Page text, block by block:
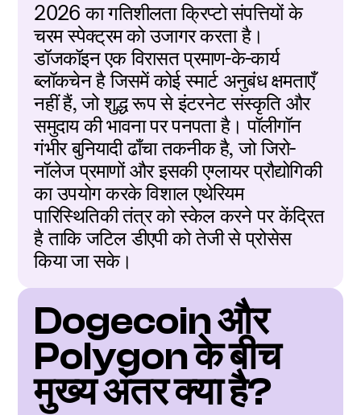
2026 का गतिशीलता क्रिप्टो संपत्तियों के
चरम स्पेक्ट्रम को उजागर करता है।
डॉजकॉइन एक विरासत प्रमाण-के-कार्य
ब्लॉकचेन है जिसमें कोई स्मार्ट अनुबंध क्षमताएँ
नहीं हैं, जो शुद्ध रूप से इंटरनेट संस्कृति और
समुदाय की भावना पर पनपता है। पॉलीगॉन
गंभीर बुनियादी ढाँचा तकनीक है, जो जिरो-
नॉलेज प्रमाणों और इसकी एग्लायर प्रौद्योगिकी
का उपयोग करके विशाल एथेरियम
पारिस्थितिकी तंत्र को स्केल करने पर केंद्रित
है ताकि जटिल डीएपी को तेजी से प्रोसेस
किया जा सके।
Dogecoin और
Polygon के बीच
मुख्य अंतर क्या है?